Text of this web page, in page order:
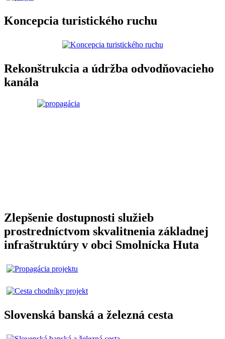
Koncepcia turistického ruchu
Rekonštrukcia a údržba odvodňovacieho
kanála
Zlepšenie dostupnosti služieb
prostredníctvom skvalitnenia základnej
infraštruktúry v obci Smolnícka Huta
Slovenská banská a železná cesta